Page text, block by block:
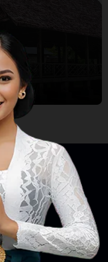
ソーシャルメディア